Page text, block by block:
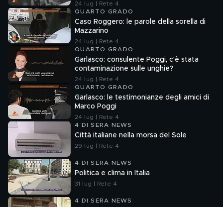
24 lug | Rete 4
QUARTO GRADO
Caso Roggero: le parole della sorella di
Mazzarino
24 lug | Rete 4
QUARTO GRADO
Garlasco: consulente Poggi, c'è stata
contaminazione sulle unghie?
24 lug | Rete 4
QUARTO GRADO
Garlasco: le testimonianze degli amici di
Marco Poggi
24 lug | Rete 4
4 DI SERA NEWS
Città italiane nella morsa del Sole
29 lug | Rete 4
4 DI SERA NEWS
Politica e clima in Italia
31 lug | Rete 4
4 DI SERA NEWS